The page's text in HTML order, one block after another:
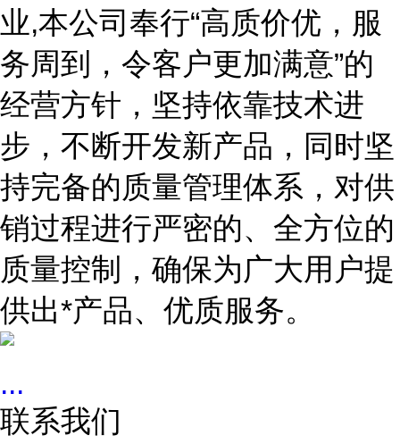
业,本公司奉行“高质价优，服
务周到，令客户更加满意”的
经营方针，坚持依靠技术进
步，不断开发新产品，同时坚
持完备的质量管理体系，对供
销过程进行严密的、全方位的
质量控制，确保为广大用户提
供出*产品、优质服务。
...
联系我们